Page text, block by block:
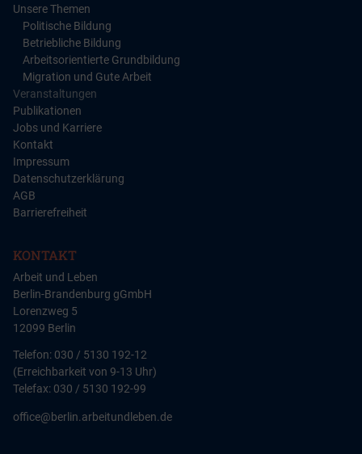
Unsere Themen
Politische Bildung
Betriebliche Bildung
Arbeitsorientierte Grundbildung
Migration und Gute Arbeit
Veranstaltungen
Publikationen
Jobs und Karriere
Kontakt
Impressum
Datenschutzerklärung
AGB
Barrierefreiheit
KONTAKT
Arbeit und Leben
Berlin-Brandenburg gGmbH
Lorenzweg 5
12099 Berlin
Telefon: 030 / 5130 192-12
(Erreichbarkeit von 9-13 Uhr)
Telefax: 030 / 5130 192-99
office@berlin.arbeitundleben.de